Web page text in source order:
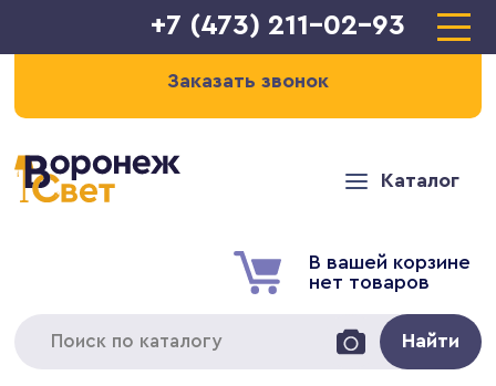
+7 (473) 211-02-93
Заказать звонок
Каталог
В вашей корзине
нет товаров
Найти